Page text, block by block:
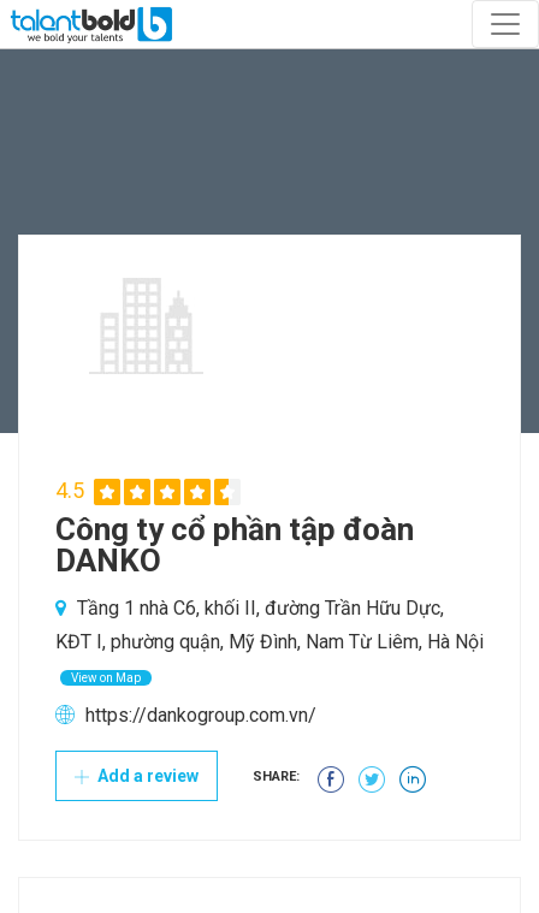
4.5
Công ty cổ phần tập đoàn
DANKO
Tầng 1 nhà C6, khối II, đường Trần Hữu Dực,
KĐT I, phường quận, Mỹ Đình, Nam Từ Liêm, Hà Nội
View on Map
https://dankogroup.com.vn/
Add a review SHARE: